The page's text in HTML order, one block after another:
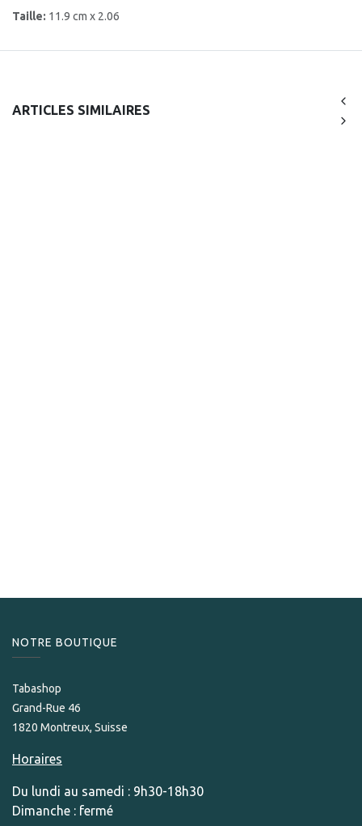
Taille: 11.9 cm x 2.06
ARTICLES SIMILAIRES
NOTRE BOUTIQUE
Tabashop
Grand-Rue 46
1820 Montreux, Suisse
Horaires
Du lundi au samedi : 9h30-18h30
Dimanche : fermé